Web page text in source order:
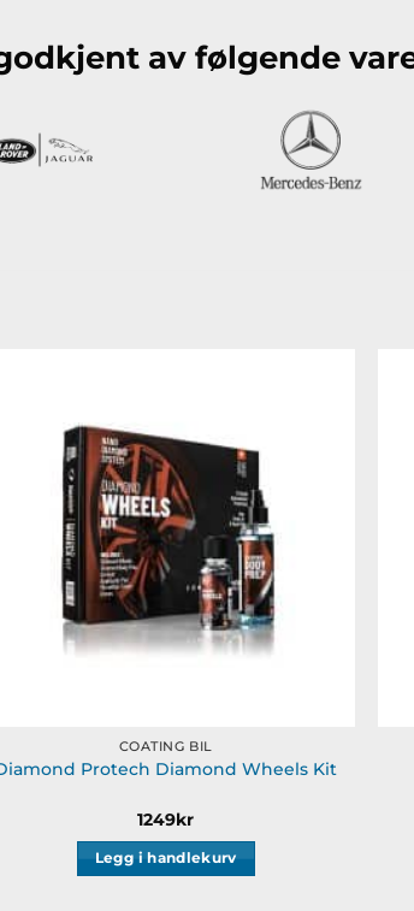
av følgende
COATING BIL
Protech Diamond Wheels Kit
1249kr
Legg i handlekurv